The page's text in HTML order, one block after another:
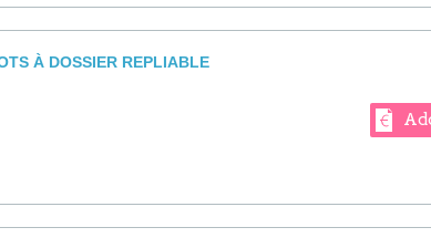
À DOSSIER REPLIABLE